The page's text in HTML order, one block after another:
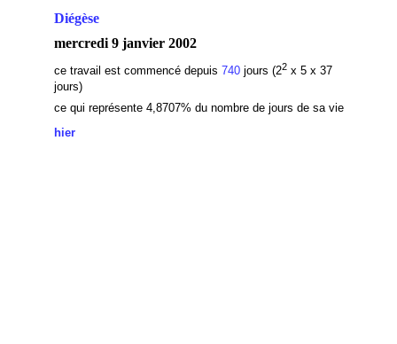
Diégèse
mercredi 9 janvier 2002
ce travail est commencé depuis 740jours (22x 5 x 37
jours)
ce qui représente 4,8707% du nombre de jours de sa vie
hier